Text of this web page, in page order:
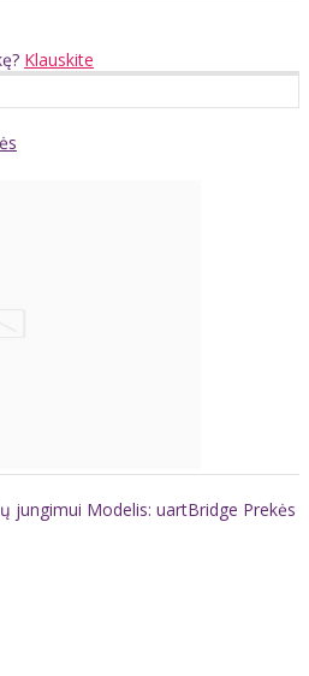
Klauskite
jungimui Modelis: uartBridge Prekės